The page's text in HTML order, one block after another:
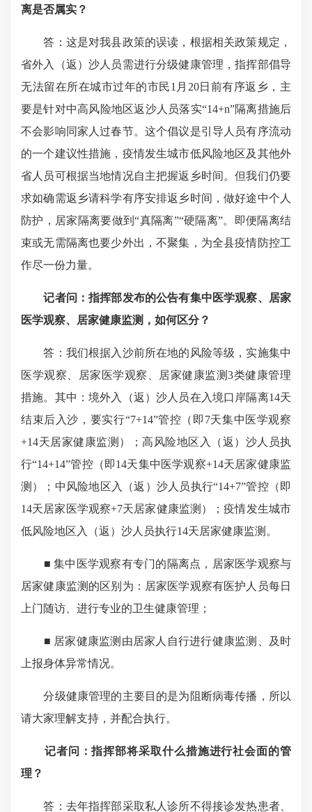
离是否属实？
答：这是对我县政策的误读，根据相关政策规定，
省外入（返）沙人员需进行分级健康管理，指挥部倡导
无法留在所在城市过年的市民1月20日前有序返乡，主
要是针对中高风险地区返沙人员落实“14+n”隔离措施后
不会影响同家人过春节。这个倡议是引导人员有序流动
的一个建议性措施，疫情发生城市低风险地区及其他外
省人员可根据当地情况自主把握返乡时间。但我们仍要
求如确需返乡请科学有序安排返乡时间，做好途中个人
防护，居家隔离要做到“真隔离”“硬隔离”。即便隔离结
束或无需隔离也要少外出，不聚集，为全县疫情防控工
作尽一份力量。
记者问：指挥部发布的公告有集中医学观察、居家
医学观察、居家健康监测，如何区分？
答：我们根据入沙前所在地的风险等级，实施集中
医学观察、居家医学观察、居家健康监测3类健康管理
措施。其中：境外入（返）沙人员在入境口岸隔离14天
结束后入沙，要实行“7+14”管控（即7天集中医学观察
+14天居家健康监测）；高风险地区入（返）沙人员执
行“14+14”管控（即14天集中医学观察+14天居家健康监
测）；中风险地区入（返）沙人员执行“14+7”管控（即
14天居家医学观察+7天居家健康监测）；疫情发生城市
低风险地区入（返）沙人员执行14天居家健康监测。
■ 集中医学观察有专门的隔离点，居家医学观察与
居家健康监测的区别为：居家医学观察有医护人员每日
上门随访、进行专业的卫生健康管理；
■ 居家健康监测由居家人自行进行健康监测、及时
上报身体异常情况。
分级健康管理的主要目的是为阻断病毒传播，所以
请大家理解支持，并配合执行。
记者问：指挥部将采取什么措施进行社会面的管
理？
答：去年指挥部采取私人诊所不得接诊发热患者、